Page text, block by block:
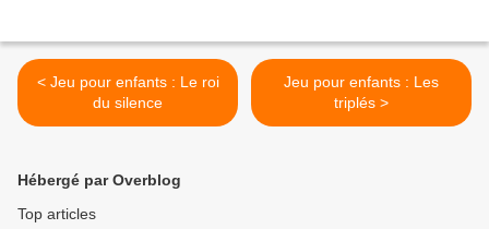
< Jeu pour enfants : Le roi
du silence
Jeu pour enfants : Les
triplés >
Hébergé par Overblog
Top articles